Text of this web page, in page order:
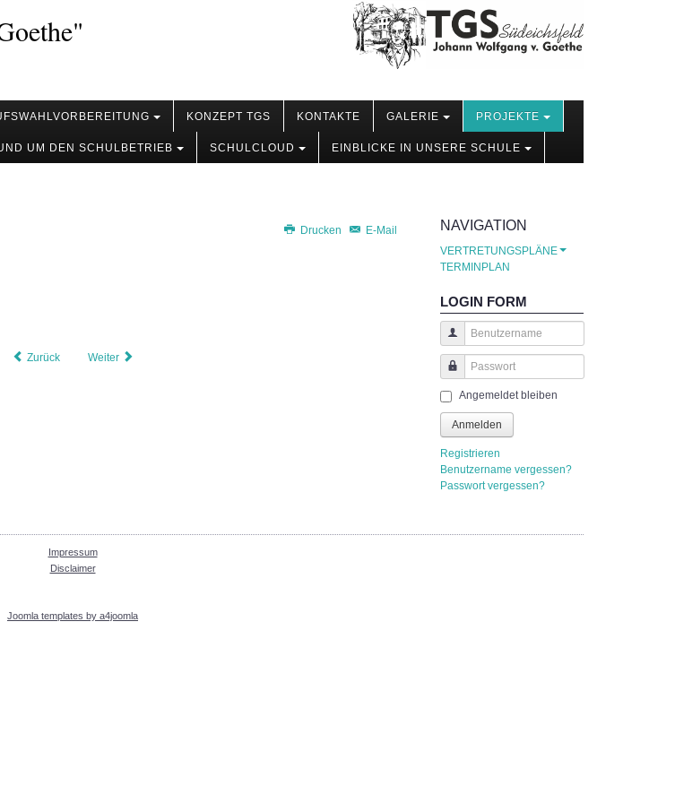
KONZEPT TGS KONTAKTE GALERIE PROJEKTE
UM DEN SCHULBETRIEB SCHULCLOUD EINBLICKE IN UNSERE SCHULE
Drucken E-Mail
Zurück Weiter
NAVIGATION
VERTRETUNGSPLÄNE
TERMINPLAN
LOGIN FORM
Benutzername
Passwort
Angemeldet bleiben
Anmelden
Registrieren
Benutzername vergessen?
Passwort vergessen?
Impressum
Disclaimer
Joomla templates by a4joomla